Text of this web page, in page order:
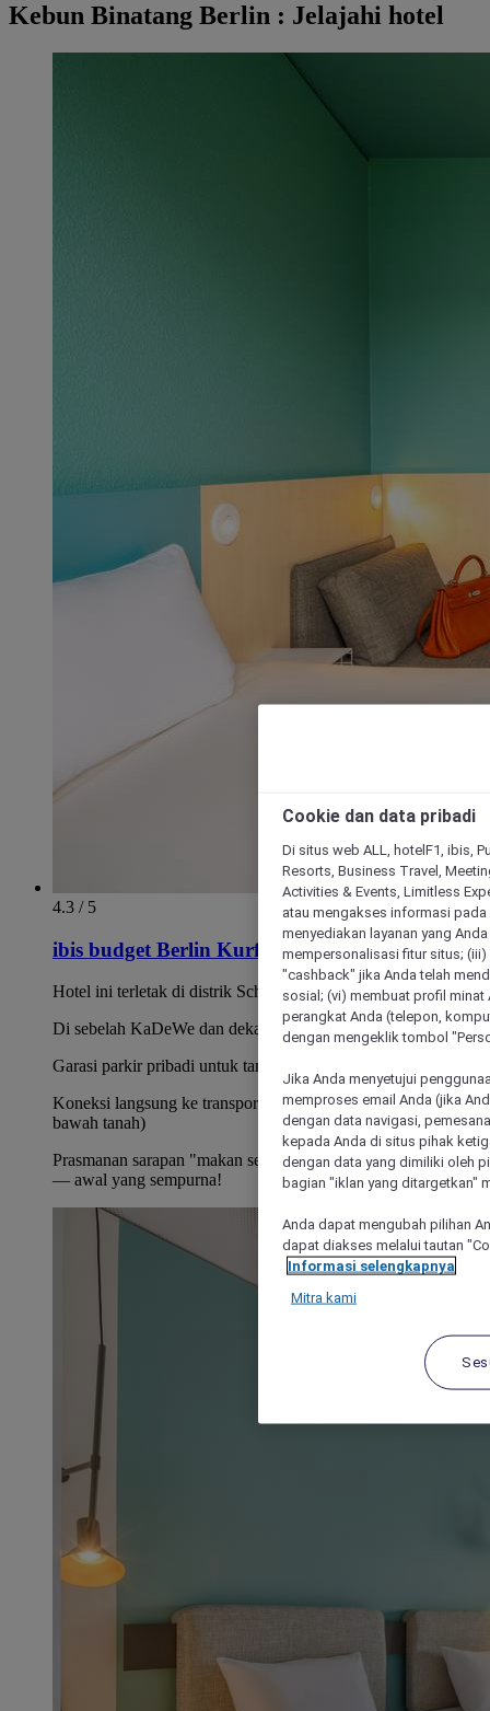
Kebun Binatang Berlin : Jelajahi hotel
4.3 / 5
ibis budget Berlin Kurfuerstendamm
Hotel ini terletak di distrik Schöneberg yang populer.
Di sebelah KaDeWe dan dekat Ku'damm
Garasi parkir pribadi untuk tamu hotel - dikenakan biaya
Koneksi langsung ke transportasi umum (bus dan kereta
bawah tanah)
Prasmanan sarapan "makan sepuasnya"! Beragam dan lezat
— awal yang sempurna!
Cookie dan data pribadi
Di situs web ALL, hotelF1, ibis,
Resorts, Business Travel,
Activities & Events, Limitless
atau mengakses informasi
menyediakan layanan yang
mempersonalisasi fitur situs;
"cashback" jika Anda telah
sosial; (vi) membuat profil
perangkat Anda (telepon,
dengan mengeklik tombol
Jika Anda menyetujui
memproses email Anda (jika
dengan data navigasi,
kepada Anda di situs pihak
dengan data yang dimiliki oleh
bagian "iklan yang ditargetkan"
Anda dapat mengubah pilihan
dapat diakses melalui tautan
Informasi selengkapnya
Mitra kami